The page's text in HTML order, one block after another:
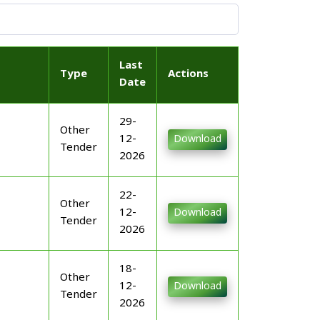
Type
Last
Date
Actions
Other
Tender
29-
12-
2026
Download
Other
Tender
22-
12-
2026
Download
Other
Tender
18-
12-
2026
Download